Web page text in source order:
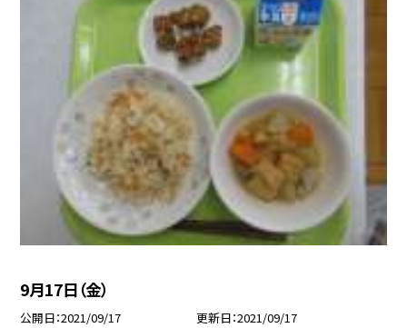
9月17日（金）
公開日 2021/09/17 更新日 2021/09/17